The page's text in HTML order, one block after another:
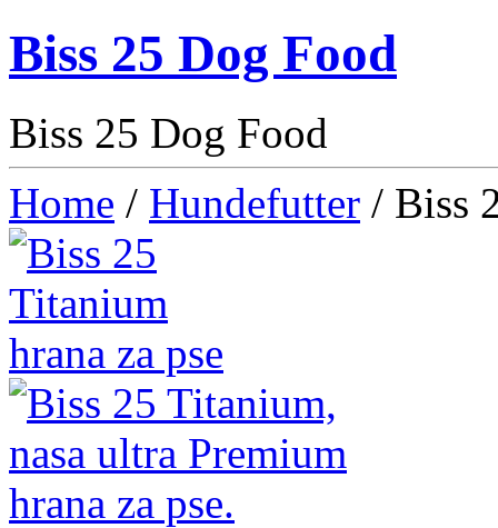
Biss 25 Dog Food
Biss 25 Dog Food
Home / Hundefutter / Biss